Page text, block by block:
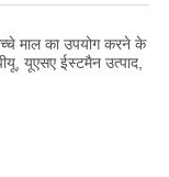
माल का उपयोग करने के
यूएसए ईस्टमैन उत्पाद,